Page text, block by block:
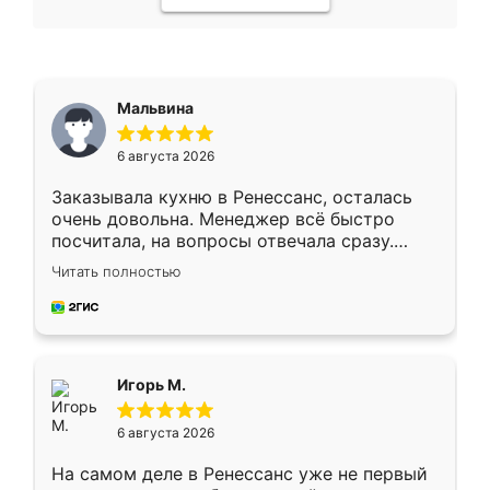
Мальвина
6 августа 2026
Заказывала кухню в Ренессанс, осталась
очень довольна. Менеджер всё быстро
посчитала, на вопросы отвечала сразу.
Замерщик приехал в субботу, подошёл к
делу со всей ответственностью. Собрали
за день, ребята работали аккуратно, даже
Читать полностью
Игорь М.
6 августа 2026
На самом деле в Ренессанс уже не первый